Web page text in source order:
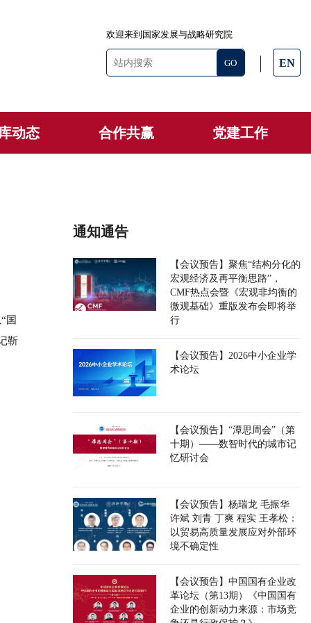
欢迎来到国家发展与战略研究院
EN
动态 合作共赢 党建工作
国
靳
通知通告
【会议预告】聚焦“结构分化的
宏观经济及再平衡思路”，
CMF热点会暨《宏观非均衡的
微观基础》重版发布会即将举
行
【会议预告】2026中小企业学
术论坛
【会议预告】“潭思周会”（第
十期）——数智时代的城市记
忆研讨会
【会议预告】杨瑞龙 毛振华
许斌 刘青 丁爽 程实 王孝松：
以贸易高质量发展应对外部环
境不确定性
【会议预告】中国国有企业改
革论坛（第13期）《中国国有
企业的创新动力来源：市场竞